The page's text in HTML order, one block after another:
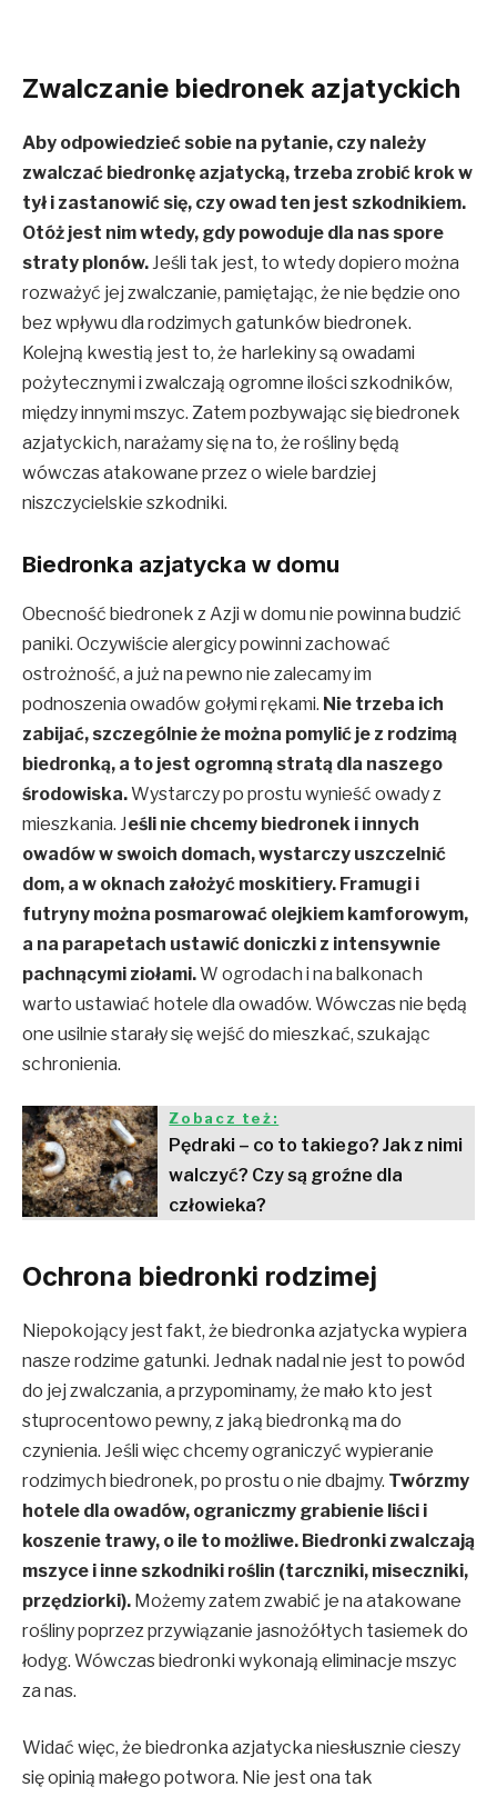
Zwalczanie biedronek azjatyckich
Aby odpowiedzieć sobie na pytanie, czy należy
zwalczać biedronkę azjatycką, trzeba zrobić krok w
tył i zastanowić się, czy owad ten jest szkodnikiem.
Otóż jest nim wtedy, gdy powoduje dla nas spore
straty plonów.Jeśli tak jest, to wtedy dopiero można
rozważyć jej zwalczanie, pamiętając, że nie będzie ono
bez wpływu dla rodzimych gatunków biedronek.
Kolejną kwestią jest to, że harlekiny są owadami
pożytecznymi i zwalczają ogromne ilości szkodników,
między innymi mszyc. Zatem pozbywając się biedronek
azjatyckich, narażamy się na to, że rośliny będą
wówczas atakowane przez o wiele bardziej
niszczycielskie szkodniki.
Biedronka azjatycka w domu
Obecność biedronek z Azji w domu nie powinna budzić
paniki. Oczywiście alergicy powinni zachować
ostrożność, a już na pewno nie zalecamy im
podnoszenia owadów gołymi rękami. Nie trzeba ich
zabijać, szczególnie że można pomylić je z rodzimą
biedronką, a to jest ogromną stratą dla naszego
środowiska.Wystarczy po prostu wynieść owady z
mieszkania. Jeśli nie chcemy biedronek i innych
owadów w swoich domach, wystarczy uszczelnić
dom, a w oknach założyć moskitiery. Framugi i
futryny można posmarować olejkiem kamforowym,
a na parapetach ustawić doniczki z intensywnie
pachnącymi ziołami.W ogrodach i na balkonach
warto ustawiać hotele dla owadów. Wówczas nie będą
one usilnie starały się wejść do mieszkać, szukając
schronienia.
Zobacz też:
Pędraki – co to takiego? Jak z nimi
walczyć? Czy są groźne dla
człowieka?
Ochrona biedronki rodzimej
Niepokojący jest fakt, że biedronka azjatycka wypiera
nasze rodzime gatunki. Jednak nadal nie jest to powód
do jej zwalczania, a przypominamy, że mało kto jest
stuprocentowo pewny, z jaką biedronką ma do
czynienia. Jeśli więc chcemy ograniczyć wypieranie
rodzimych biedronek, po prostu o nie dbajmy. Twórzmy
hotele dla owadów, ograniczmy grabienie liści i
koszenie trawy, o ile to możliwe. Biedronki zwalczają
mszyce i inne szkodniki roślin (tarczniki, miseczniki,
przędziorki). Możemy zatem zwabić je na atakowane
rośliny poprzez przywiązanie jasnożółtych tasiemek do
łodyg. Wówczas biedronki wykonają eliminacje mszyc
za nas.
Widać więc, że biedronka azjatycka niesłusznie cieszy
się opinią małego potwora. Nie jest ona tak